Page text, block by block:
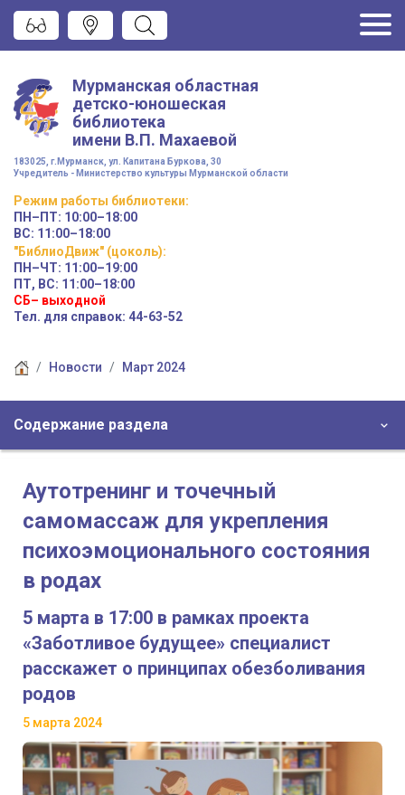
Мурманская областная
детско-юношеская
библиотека
имени В.П. Махаевой
183025, г.Мурманск, ул. Капитана Буркова, 30
Учредитель - Министерство культуры Мурманской области
Режим работы библиотеки:
ПН–ПТ: 10:00–18:00
ВС: 11:00–18:00
"БиблиоДвиж" (цоколь):
ПН–ЧТ: 11:00–19:00
ПТ, ВС: 11:00–18:00
СБ– выходной
Тел. для справок: 44-63-52
Новости Март 2024
Содержание раздела
Аутотренинг и точечный
самомассаж для укрепления
психоэмоционального состояния
в родах
5 марта в 17:00 в рамках проекта
«Заботливое будущее» специалист
расскажет о принципах обезболивания
родов
5 марта 2024